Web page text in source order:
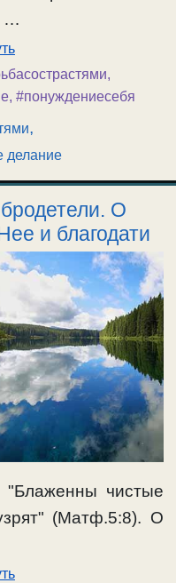
…
,
, #понуждениесебя
,
делание
О
и благодати
"Блаженны чистые
(Матф.5:8). О